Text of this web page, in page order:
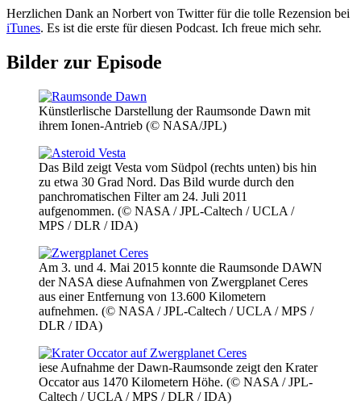
Herzlichen Dank an Norbert von Twitter für die tolle Rezension bei
iTunes. Es ist die erste für diesen Podcast. Ich freue mich sehr.
Bilder zur Episode
Künstlerlische Darstellung der Raumsonde Dawn mit
ihrem Ionen-Antrieb (© NASA/JPL)
Das Bild zeigt Vesta vom Südpol (rechts unten) bis hin
zu etwa 30 Grad Nord. Das Bild wurde durch den
panchromatischen Filter am 24. Juli 2011
aufgenommen. (© NASA / JPL-Caltech / UCLA /
MPS / DLR / IDA)
Am 3. und 4. Mai 2015 konnte die Raumsonde DAWN
der NASA diese Aufnahmen von Zwergplanet Ceres
aus einer Entfernung von 13.600 Kilometern
aufnehmen. (© NASA / JPL-Caltech / UCLA / MPS /
DLR / IDA)
iese Aufnahme der Dawn-Raumsonde zeigt den Krater
Occator aus 1470 Kilometern Höhe. (© NASA / JPL-
Caltech / UCLA / MPS / DLR / IDA)